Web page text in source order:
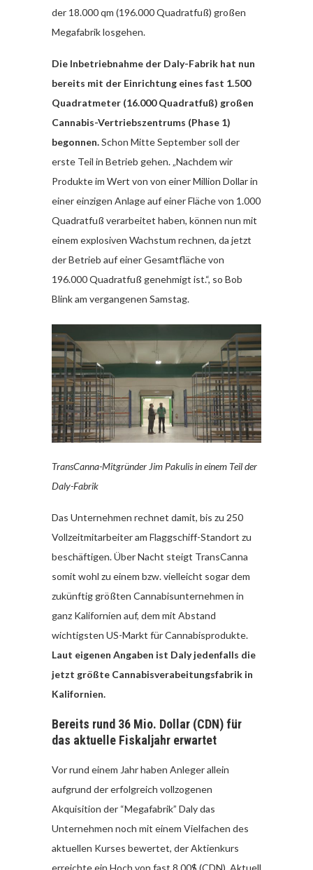
der 18.000 qm (196.000 Quadratfuß) großen
Megafabrik losgehen.
Die Inbetriebnahme der Daly-Fabrik hat nun
bereits mit der Einrichtung eines fast 1.500
Quadratmeter (16.000 Quadratfuß) großen
Cannabis-Vertriebszentrums (Phase 1)
begonnen.Schon Mitte September soll der
erste Teil in Betrieb gehen. „Nachdem wir
Produkte im Wert von von einer Million Dollar in
einer einzigen Anlage auf einer Fläche von 1.000
Quadratfuß verarbeitet haben, können nun mit
einem explosiven Wachstum rechnen, da jetzt
der Betrieb auf einer Gesamtfläche von
196.000 Quadratfuß genehmigt ist.“, so Bob
Blink am vergangenen Samstag.
TransCanna-Mitgründer Jim Pakulis in einem Teil der
Daly-Fabrik
Das Unternehmen rechnet damit, bis zu 250
Vollzeitmitarbeiter am Flaggschiff-Standort zu
beschäftigen. Über Nacht steigt TransCanna
somit wohl zu einem bzw. vielleicht sogar dem
zukünftig größten Cannabisunternehmen in
ganz Kalifornien auf, dem mit Abstand
wichtigsten US-Markt für Cannabisprodukte.
Laut eigenen Angaben ist Daly jedenfalls die
jetzt größte Cannabisverabeitungsfabrik in
Kalifornien.
Bereits rund 36 Mio. Dollar (CDN) für
das aktuelle Fiskaljahr erwartet
Vor rund einem Jahr haben Anleger allein
aufgrund der erfolgreich vollzogenen
Akquisition der “Megafabrik” Daly das
Unternehmen noch mit einem Vielfachen des
aktuellen Kurses bewertet, der Aktienkurs